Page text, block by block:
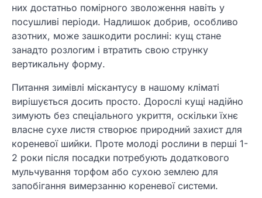
них достатньо помірного зволоження навіть у
посушливі періоди. Надлишок добрив, особливо
азотних, може зашкодити рослині: кущ стане
занадто розлогим і втратить свою струнку
вертикальну форму.
Питання зимівлі міскантусу в нашому кліматі
вирішується досить просто. Дорослі кущі надійно
зимують без спеціального укриття, оскільки їхнє
власне сухе листя створює природний захист для
кореневої шийки. Проте молоді рослини в перші 1-
2 роки після посадки потребують додаткового
мульчування торфом або сухою землею для
запобігання вимерзанню кореневої системи.